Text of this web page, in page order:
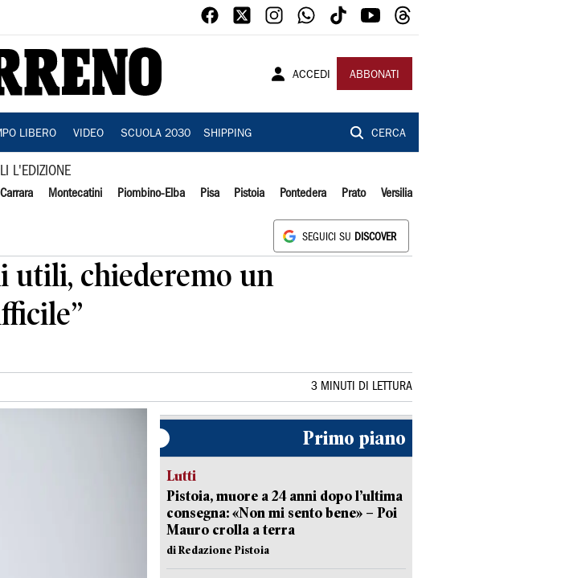
ACCEDI ABBONATI
LIBERO VIDEO SCUOLA 2030 SHIPPING CERCA
L'EDIZIONE
Montecatini Piombino-Elba Pisa Pistoia Pontedera Prato Versilia
SEGUICI SU DISCOVER
utili, chiederemo un
3 MINUTI DI LETTURA
Primo piano
Lutti
Pistoia, muore a 24 anni dopo l’ultima
consegna: «Non mi sento bene» – Poi
Mauro crolla a terra
di Redazione Pistoia